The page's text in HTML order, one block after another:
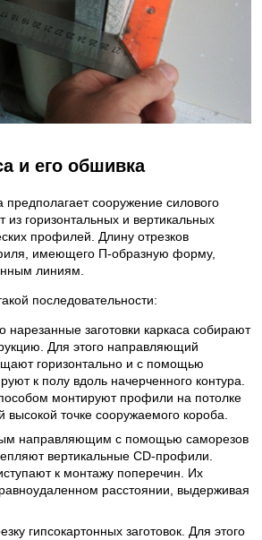
и его обшивка
предполагает сооружение силового
из горизонтальных и вертикальных
профилей. Длину отрезков
имеющего П-образную форму,
линиям.
последовательности:
нарезанные заготовки каркаса собирают
Для этого направляющий
горизонтально и с помощью
к полу вдоль начерченного контура.
монтируют профили на потолке
высокой точке сооружаемого короба.
направляющим с помощью саморезов
вертикальные CD-профили.
к монтажу поперечин. Их
расстоянии, выдерживая
гипсокартонных заготовок. Для этого